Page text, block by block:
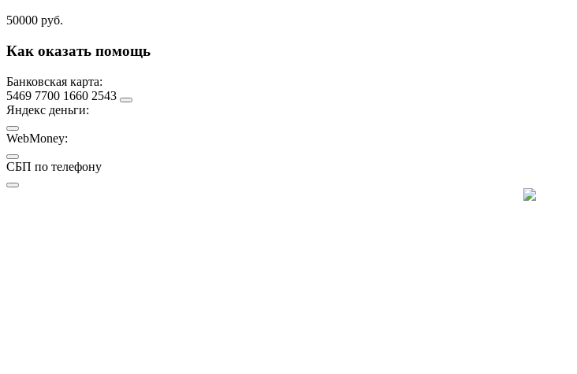
50000 руб.
Как оказать помощь
Банковская карта:
5469 7700 1660 2543
Яндекс деньги:
WebMoney:
СБП по телефону